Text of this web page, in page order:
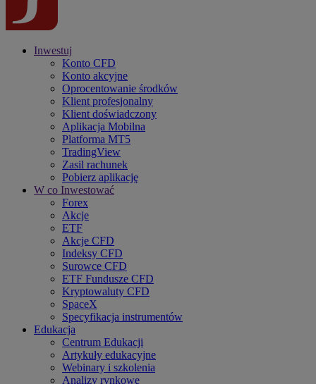
Inwestuj
Konto CFD
Konto akcyjne
Oprocentowanie środków
Klient profesjonalny
Klient doświadczony
Aplikacja Mobilna
Platforma MT5
TradingView
Zasil rachunek
Pobierz aplikację
W co Inwestować
Forex
Akcje
ETF
Akcje CFD
Indeksy CFD
Surowce CFD
ETF Fundusze CFD
Kryptowaluty CFD
SpaceX
Specyfikacja instrumentów
Edukacja
Centrum Edukacji
Artykuły edukacyjne
Webinary i szkolenia
Analizy rynkowe